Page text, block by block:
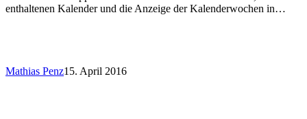
enthaltenen Kalender und die Anzeige der Kalenderwochen in…
Mathias Penz15. April 2016